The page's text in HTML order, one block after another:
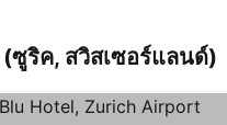
ริค, สวิสเซอร์แลนด์)